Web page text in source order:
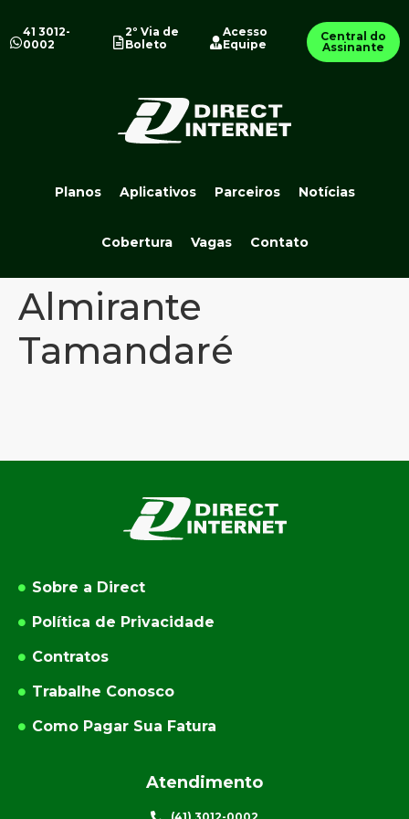
41 3012-
0002
2º Via de
Boleto
Acesso
Equipe
Central do
Assinante
Planos Aplicativos Parceiros Notícias
Cobertura Vagas Contato
Almirante
Tamandaré
Sobre a Direct
Política de Privacidade
Contratos
Trabalhe Conosco
Como Pagar Sua Fatura
Atendimento